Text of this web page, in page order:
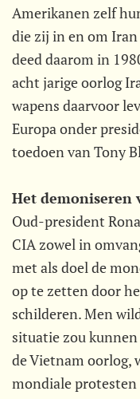
Amerikanen zelf
die zij in en om
deed daarom in
acht jarige oorlog
wapens daarvoor
Europa onder
toedoen van Tony
Het demoniseren
Oud-president
CIA zowel in
met als doel de
op te zetten door
schilderen. Men
situatie zou
de Vietnam oorlog,
mondiale